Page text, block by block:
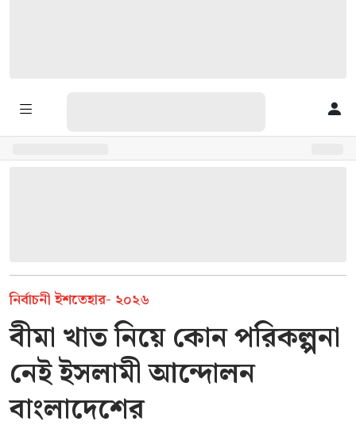
নির্বাচনী ইশতেহার- ২০২৬
বীমা খাত নিয়ে কোন পরিকল্পনা
নেই ইসলামী আন্দোলন
বাংলাদেশের